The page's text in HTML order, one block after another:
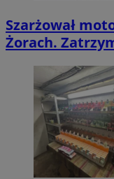
Szarżował
Żorach.